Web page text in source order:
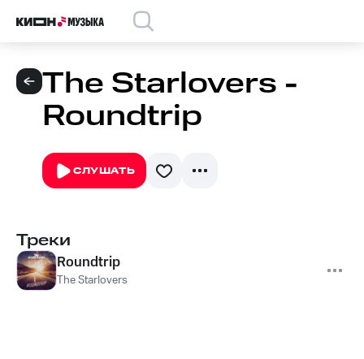
The Starlovers -
Roundtrip
СЛУШАТЬ
Треки
Roundtrip
The Starlovers